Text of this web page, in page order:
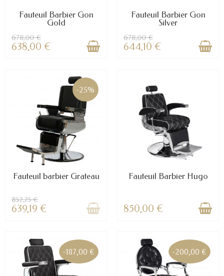
Fauteuil Barbier Gon
Gold
678,00 €
638,00 €
Fauteuil Barbier Gon
Silver
678,00 €
644,10 €
-25%
Fauteuil barbier Grateau
852,25 €
639,19 €
Fauteuil Barbier Hugo
850,00 €
-187,00 € -200,00 €